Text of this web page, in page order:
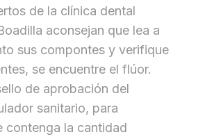
de la clínica dental
aconsejan que lea a
sus compontes y verifique
se encuentre el flúor.
de aprobación del
sanitario, para
contenga la cantidad